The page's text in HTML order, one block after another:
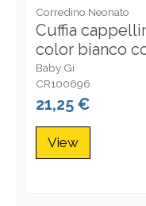
Corredino Neonato
Cuffia
color bianco
Baby Gi
CR100696
21,25 €
View